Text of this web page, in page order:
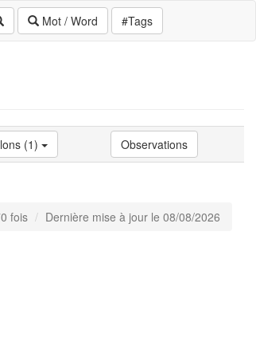
Mot / Word #Tags
(1)
Observations
fois Dernière mise à jour le 08/08/2026